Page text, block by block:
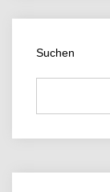
Suchen